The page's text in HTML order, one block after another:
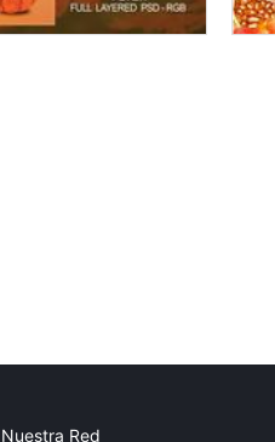
Nuestra Red